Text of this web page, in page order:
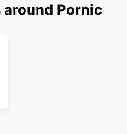
Pornic